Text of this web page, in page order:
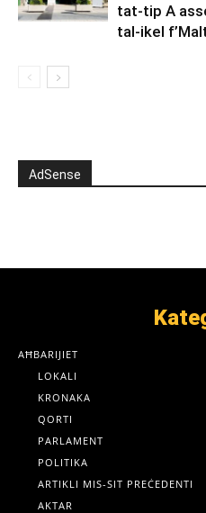
tat-tip A
tal-ikel
AdSense
AĦBARIJIET
LOKALI
KRONAKA
QORTI
PARLAMENT
POLITIKA
ARTIKLI MIS-SIT PREĊEDENTI
AKTAR